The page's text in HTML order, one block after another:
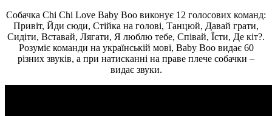
Собачка Chi Chi Love Baby Boo виконує 12 голосових команд:
Привіт, Йди сюди, Стійка на голові, Танцюй, Давай грати,
Сидіти, Вставай, Лягати, Я люблю тебе, Співай, Їсти, Де кіт?.
Розуміє команди на українській мові, Baby Boo видає 60
різних звуків, а при натисканні на праве плече собачки –
видає звуки.